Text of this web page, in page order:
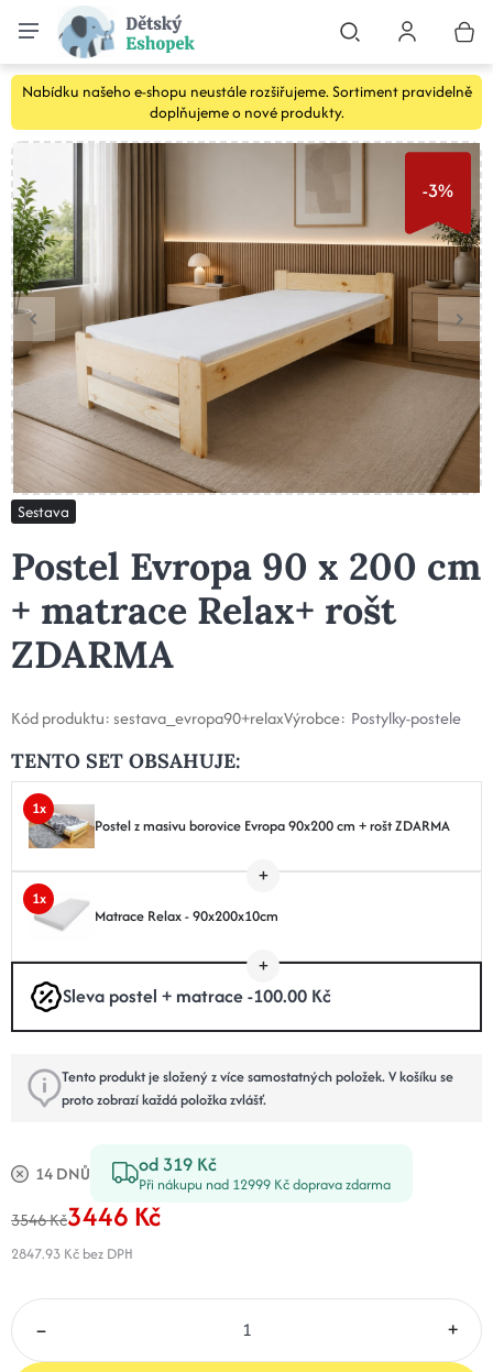
Nabídku našeho e-shopu neustále rozšiřujeme. Sortiment pravidelně
doplňujeme o nové produkty.
-3%
Sestava
Postel Evropa 90 x 200 cm
+ matrace Relax+ rošt
ZDARMA
Kód produktu: sestava_evropa90+relaxVýrobce: Postylky-postele
TENTO SET OBSAHUJE:
1x
Postel z masivu borovice Evropa 90x200 cm + rošt ZDARMA
1x
Matrace Relax - 90x200x10cm
Sleva postel + matrace -100.00 Kč
Tento produkt je složený z více samostatných položek. V košíku se
proto zobrazí každá položka zvlášť.
14 DNŮ od 319 Kč
Při nákupu nad 12999 Kč doprava zdarma
3546 Kč3446 Kč
2847.93 Kč bez DPH
– +